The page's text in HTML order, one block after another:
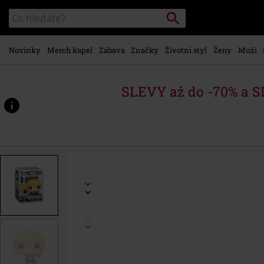
hlavnímu
obsahu
Katalog
vyhledávání
Vyhledávání
Novinky Merch kapel Zábava Značky Životní styl Ženy Muži
SLEVY až do -70% a
www.emp-
p/vinylov%C3%A1-
573478St.html